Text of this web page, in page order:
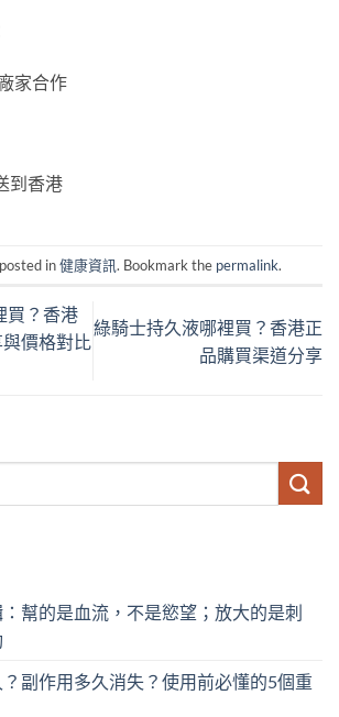
家合作
到香港
in健康資訊. Bookmark the permalink.
買？香港
價格對比
綠騎士持久液哪裡買？香港正
品購買渠道分享
幫的是血流，不是慾望；放大的是刺
副作用多久消失？使用前必懂的5個重